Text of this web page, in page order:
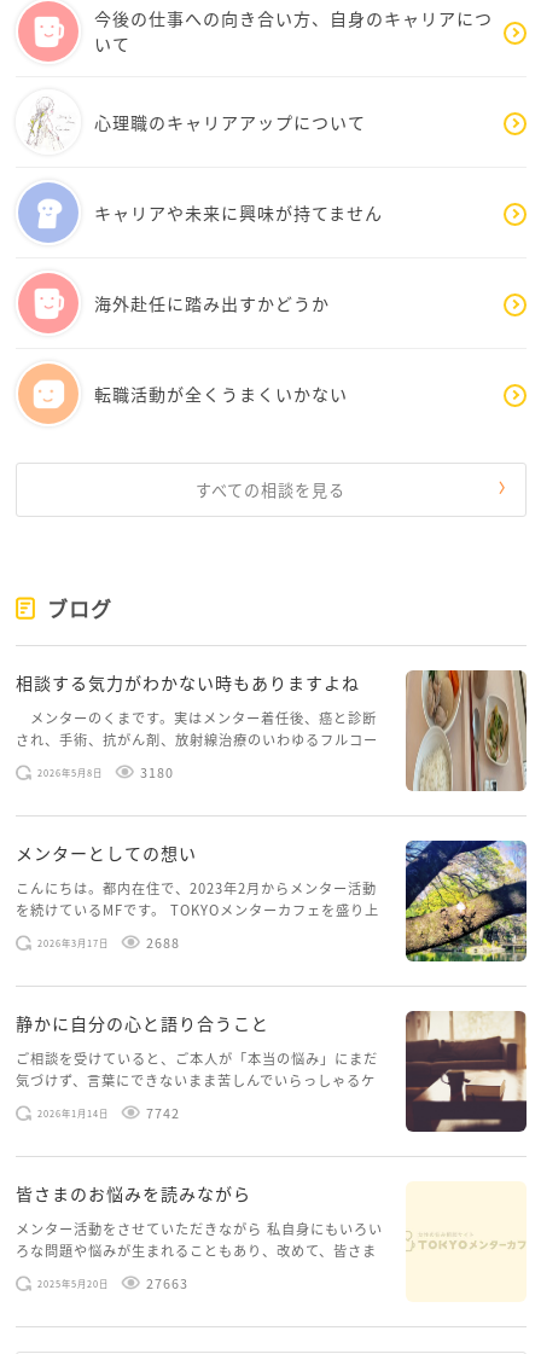
て不安材料を減らしていかれればと思います。
今後の仕事への向き合い方、自身のキャリアにつ
いて
心理職のキャリアアップについて
キャリアや未来に興味が持てません
海外赴任に踏み出すかどうか
転職活動が全くうまくいかない
すべての相談を見る
ブログ
相談する気力がわかない時もありますよね
メンターのくまです。実はメンター着任後、癌と診断
され、手術、抗がん剤、放射線治療のいわゆるフルコー
スを体験していて、しばらくメンターカフェに来られて
いませんでした。体力だけでなく、気力も落ちパソコン
2026年5月8日 3180
メンターとしての想い
こんにちは。都内在住で、2023年2月からメンター活動
を続けているMFです。 TOKYOメンターカフェを盛り上
げたいという想いから、勇気を出して初めてブログを投
稿してみようと思います。少し自分のことを書いてみま
2026年3月17日 2688
静かに自分の心と語り合うこと
ご相談を受けていると、ご本人が「本当の悩み」にまだ
気づけず、言葉にできないまま苦しんでいらっしゃるケ
ースがありますお悩みというのは、心の深いところ（深
層心理）に触れることで、まったく違う角度から解決の
2026年1月14日 7742
皆さまのお悩みを読みながら
メンター活動をさせていただきながら 私自身にもいろい
ろな問題や悩みが生まれることもあり、改めて、皆さま
のお悩みを読みながら 「みんな、もがいてる。わたし
だけじゃないんだな」と、逆に励まされるような日々で
2025年5月20日 27663